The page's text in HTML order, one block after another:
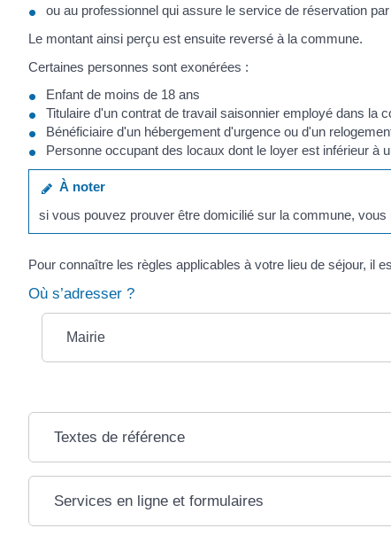
ou au professionnel qui assure le service de réservation
Le montant ainsi perçu est ensuite reversé à la commune.
Certaines personnes sont exonérées :
Enfant de moins de 18 ans
Titulaire d'un contrat de travail saisonnier employé dans la
Bénéficiaire d'un hébergement d'urgence ou d'un
Personne occupant des locaux dont le loyer est inférieur à
À noter
si vous pouvez prouver être domicilié sur la commune,
Pour connaître les règles applicables à votre lieu de séjour, il
Où s’adresser ?
Mairie
Textes de référence
Services en ligne et formulaires